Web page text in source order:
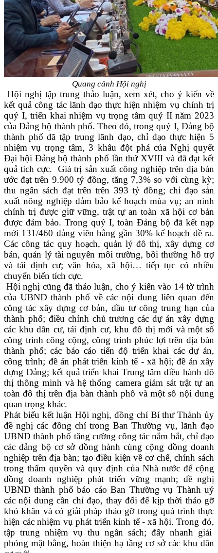
Quang cảnh Hội nghị
Hội nghị tập trung thảo luận, xem xét, cho ý kiến về
kết quả công tác lãnh đạo thực hiện nhiệm vụ chính trị
quý I, triển khai nhiệm vụtrọng tâmquý II năm 2023
của Đảng bộ thành phố. Theo đó, trong quý I, Đảng bộ
thành phố đã tập trung lãnh đạo, chỉ đạo thực hiện 5
nhiệm vụ trọng tâm, 3 khâu đột phá của Nghị quyết
Đại hội Đảng bộ thành phố lần thứ XVIII và đã đạt kết
quả tích cực. Giá trị sản xuất công nghiệp trên địa bàn
ước đạt trên 9.900 tỷ đồng, tăng 7,3% so với cùng kỳ;
thu ngân sách đạt trên trên 393 tỷ đồng; chỉ đạo sản
xuất nông nghiệp đảm bảo kế hoạch mùa vụ; an ninh
chính trị được giữ vững, trật tự an toàn xã hội cơ bản
được đảm bảo. Trong quý I, toàn Đảng bộ đã kết nạp
mới 131/460 đảng viên bằng gần 30% kế hoạch đề ra.
Các công tác quy hoạch, quản lý đô thị, xây dựng cơ
bản, quản lý tài nguyên môi trường, bồi thường hỗ trợ
và tái định cư; văn hóa, xã hội… tiếp tục có nhiều
chuyển biến tích cực.
Hội nghị cũng đã thảo luận, cho ý kiến vào 14 tờ trình
của UBND thành phố về các nội dung liên quan đến
công tác xây dựng cơ bản, đầu tư công trung hạn của
thành phố; điều chỉnh chủ trương các dự án xây dựng
các khu dân cư, tái định cư, khu đô thị mới và một số
công trình công cộng, công trình phúc lợi trên địa bàn
thành phố; các báo cáo tiến độ triển khai các dự án,
công trình; đề án phát triển kinh tế-xã hội;đề án xây
dựng Đảng; kết quả triển khai Trung tâm điều hành đô
thị thông minh và hệ thống camera giám sát trật tự an
toàn đô thị trên địa bàn thành phố vàmột số nội dung
quan trọng khác.
Phát biểu kết luận Hội nghị, đồng chí Bí thư Thành ủy
đề nghịcác đồng chí trongBan Thường vụ, lãnh đạo
UBND thành phố tăng cường công tác nắm bắt, chỉ đạo
các đảng bộ cơ sở đồng hành cùng cộng đồng doanh
nghiệp trên địa bàn; tạo điều kiện về cơ chế, chính sách
trong thẩm quyền và quy định của Nhà nước để cộng
đồng doanh nghiệp phát triển vững mạnh; đề nghị
UBND thành phố báo cáo Ban Thường vụ Thành uỷ
các nội dung cần chỉ đạo, thay đổi để kịp thời tháo gỡ
khó khăn và có giải pháp tháo gỡ trong quá trình thực
hiện các nhiệm vụ phát triển kinh tế - xã hội. Trong đó,
tập trung nhiệm vụ thu ngân sách; đẩy nhanh giải
phóng mặt bằng, hoàn thiện hạ tầng cơ sở các khu dân